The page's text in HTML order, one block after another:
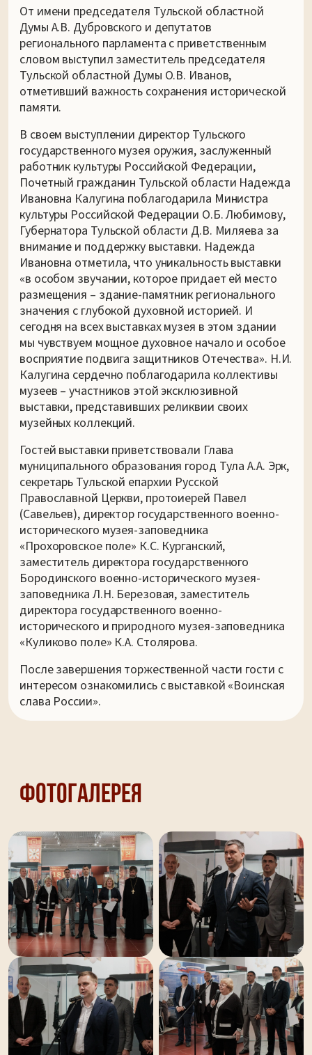
От имени председателя Тульской областной
Думы А.В. Дубровского и депутатов
регионального парламента с приветственным
словом выступил заместитель председателя
Тульской областной Думы О.В. Иванов,
отметивший важность сохранения исторической
памяти.
В своем выступлении директор Тульского
государственного музея оружия, заслуженный
работник культуры Российской Федерации,
Почетный гражданин Тульской области Надежда
Ивановна Калугина поблагодарила Министра
культуры Российской Федерации О.Б. Любимову,
Губернатора Тульской области Д.В. Миляева за
внимание и поддержку выставки. Надежда
Ивановна отметила, что уникальность выставки
«в особом звучании, которое придает ей место
размещения – здание-памятник регионального
значения с глубокой духовной историей. И
сегодня на всех выставках музея в этом здании
мы чувствуем мощное духовное начало и особое
восприятие подвига защитников Отечества». Н.И.
Калугина сердечно поблагодарила коллективы
музеев – участников этой эксклюзивной
выставки, представивших реликвии своих
музейных коллекций.
Гостей выставки приветствовали Глава
муниципального образования город Тула А.А. Эрк,
секретарь Тульской епархии Русской
Православной Церкви, протоиерей Павел
(Савельев), директор государственного военно-
исторического музея-заповедника
«Прохоровское поле» К.С. Курганский,
заместитель директора государственного
Бородинского военно-исторического музея-
заповедника Л.Н. Березовая, заместитель
директора государственного военно-
исторического и природного музея-заповедника
«Куликово поле» К.А. Столярова.
После завершения торжественной части гости с
интересом ознакомились с выставкой «Воинская
слава России».
Фотогалерея